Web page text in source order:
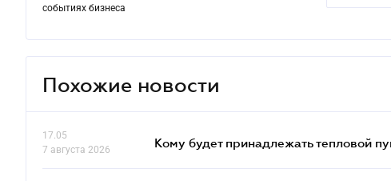
событиях бизнеса
Похожие новости
17.05
7 августа 2026
Кому будет принадлежать тепловой